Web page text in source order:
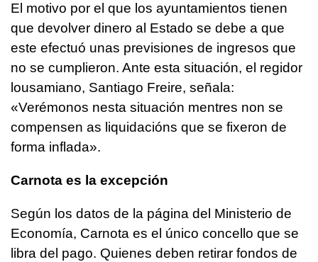
El motivo por el que los ayuntamientos tienen
que devolver dinero al Estado se debe a que
este efectuó unas previsiones de ingresos que
no se cumplieron. Ante esta situación, el regidor
lousamiano, Santiago Freire, señala:
«Verémonos nesta situación mentres non se
compensen as liquidacións que se fixeron de
forma inflada».
Carnota es la excepción
Según los datos de la página del Ministerio de
Economía, Carnota es el único concello que se
libra del pago. Quienes deben retirar fondos de